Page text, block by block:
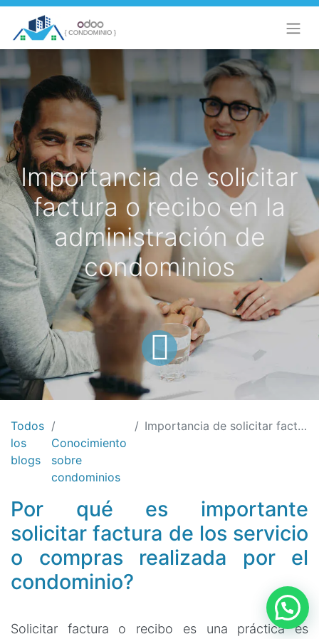
Importancia de solicitar
factura o recibo en la
administración de
condominios
Todos
los
blogs
Conocimiento
sobre
condominios
Importancia de solicitar factura o recibo en la administración de condominios
Por qué es importante
solicitar factura de los servicio
o compras realizada por el
condominio?
Solicitar factura o recibo es una práctica es